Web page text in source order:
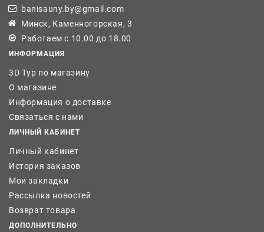
banisauny.by@gmail.com
Минск, Каменногорская, 3
Работаем с 10.00 до 18.00
ИНФОРМАЦИЯ
3D Тур по магазину
О магазине
Информация о доставке
Связаться с нами
ЛИЧНЫЙ КАБИНЕТ
Личный кабинет
История заказов
Мои закладки
Рассылка новостей
Возврат товара
ДОПОЛНИТЕЛЬНО